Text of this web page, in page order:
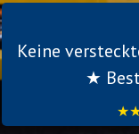
Keine
★